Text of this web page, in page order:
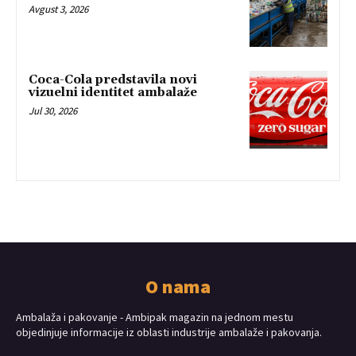
Avgust 3, 2026
Coca-Cola predstavila novi
vizuelni identitet ambalaže
Jul 30, 2026
O nama
Ambalaža i pakovanje - Ambipak magazin na jednom mestu
objedinjuje informacije iz oblasti industrije ambalaže i pakovanja.